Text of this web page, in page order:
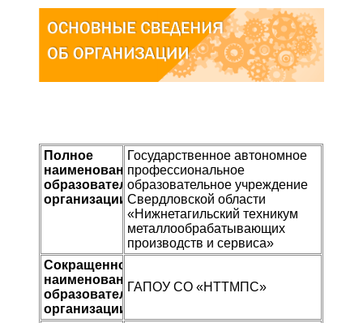
Полное
наименование
образовательной
организации
Государственное автономное
профессиональное
образовательное учреждение
Свердловской области
«Нижнетагильский техникум
металлообрабатывающих
производств и сервиса»
Сокращенное
наименование
образовательной
организации
ГАПОУ СО «НТТМПС»